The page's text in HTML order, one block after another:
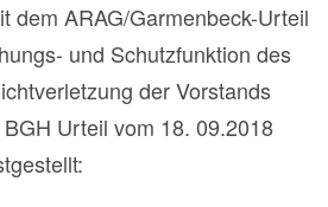
dem ARAG/Garmenbeck-Urteil
und Schutzfunktion des
der Vorstands
Urteil vom 18. 09.2018